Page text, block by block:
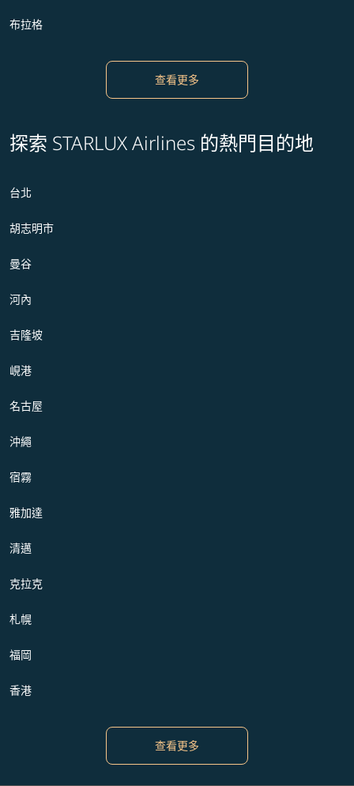
布拉格
查看更多
探索 STARLUX Airlines 的熱門目的地
台北
胡志明市
曼谷
河內
吉隆坡
峴港
名古屋
沖繩
宿霧
雅加達
清邁
克拉克
札幌
福岡
香港
查看更多